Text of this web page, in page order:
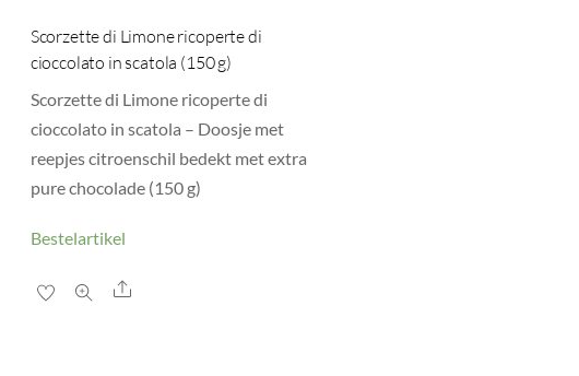
Scorzette di Limone ricoperte di
cioccolato in scatola (150 g)
Scorzette di Limone ricoperte di
cioccolato in scatola – Doosje met
reepjes citroenschil bedekt met extra
pure chocolade (150 g)
Bestelartikel
Share